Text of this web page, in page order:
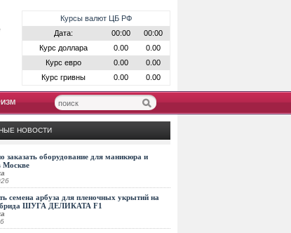
Курсы валют ЦБ РФ
Дата:
00:00
00:00
Курс доллара
0.00
0.00
Курс евро
0.00
0.00
Курс гривны
0.00 0.00
НОВОСТИ
заказать оборудование для маникюра и
Москве
семена арбуза для пленочных укрытий на
ШУГА ДЕЛИКАТА F1